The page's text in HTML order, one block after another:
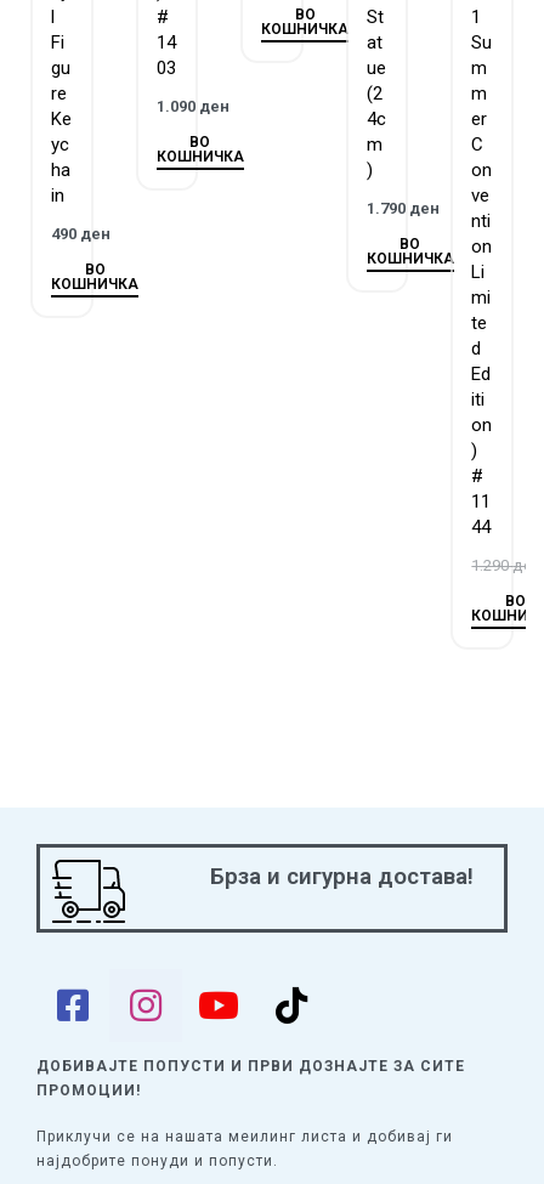
l
Fi
gu
re
Ke
yc
ha
in
490 ден
ВО
КОШНИЧКА
#
14
03
1.090 ден
ВО
КОШНИЧКА
ВО
КОШНИЧКА
St
at
ue
(2
4c
m
)
1.790 ден
ВО
КОШНИЧКА
1
Su
m
m
er
C
on
ve
nti
on
Li
mi
te
d
Ed
iti
on
)
#
11
44
1.290ден
ВО
Брза и сигурна достава!
ДОБИВАЈТЕ ПОПУСТИ И ПРВИ ДОЗНАЈТЕ ЗА СИТЕ
ПРОМОЦИИ!
Приклучи се на нашата меилинг листа и добивај ги
најдобрите понуди и попусти.